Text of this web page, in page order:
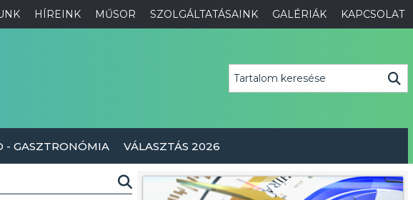
HÍREINK MŰSOR SZOLGÁLTATÁSAINK GALÉRIÁK KAPCSOLAT
- GASZTRONÓMIA VÁLASZTÁS 2026